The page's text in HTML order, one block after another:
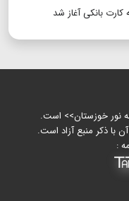
بانکی آغاز شد
نور خوزستان>> است.
با ذکر منبع آزاد است.
: